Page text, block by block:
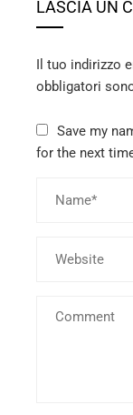
LASCIA UN
Il tuo indirizzo
obbligatori
Save my
for the next